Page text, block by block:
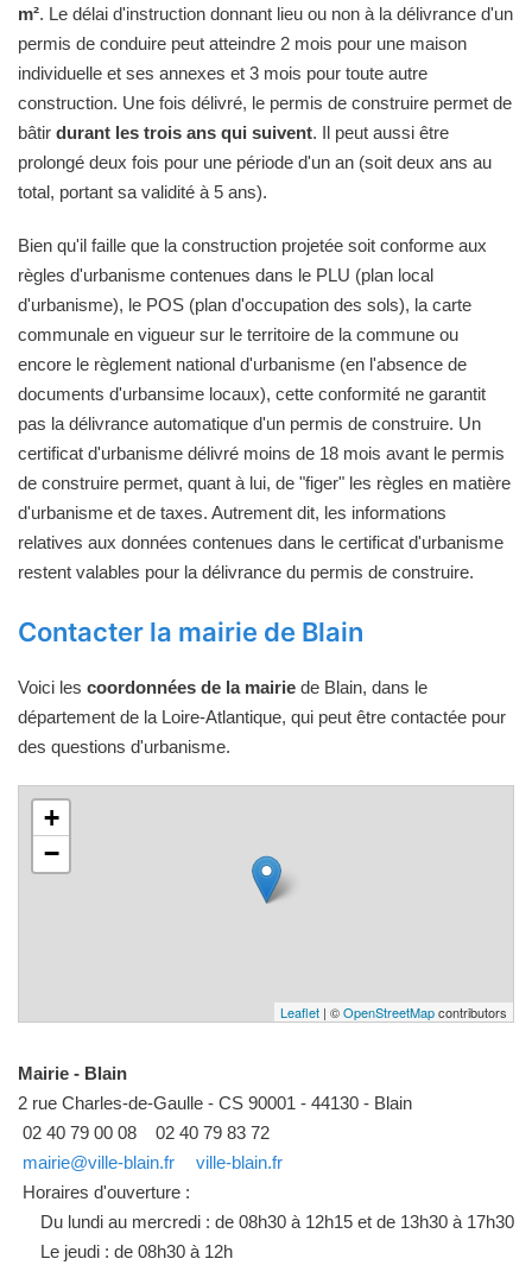
m². Le délai d'instruction donnant lieu ou non à la délivrance d'un
permis de conduire peut atteindre 2 mois pour une maison
individuelle et ses annexes et 3 mois pour toute autre
construction. Une fois délivré, le permis de construire permet de
bâtir durant les trois ans qui suivent. Il peut aussi être
prolongé deux fois pour une période d'un an (soit deux ans au
total, portant sa validité à 5 ans).
Bien qu'il faille que la construction projetée soit conforme aux
règles d'urbanisme contenues dans le PLU (plan local
d'urbanisme), le POS (plan d'occupation des sols), la carte
communale en vigueur sur le territoire de la commune ou
encore le règlement national d'urbanisme (en l'absence de
documents d'urbansime locaux), cette conformité ne garantit
pas la délivrance automatique d'un permis de construire. Un
certificat d'urbanisme délivré moins de 18 mois avant le permis
de construire permet, quant à lui, de "figer" les règles en matière
d'urbanisme et de taxes. Autrement dit, les informations
relatives aux données contenues dans le certificat d'urbanisme
restent valables pour la délivrance du permis de construire.
Contacter la mairie de Blain
Voici les coordonnées de la mairie de Blain, dans le
département de la Loire-Atlantique, qui peut être contactée pour
des questions d'urbanisme.
+
−
Leaflet | ©OpenStreetMapcontributors
Mairie - Blain
2 rue Charles-de-Gaulle - CS 90001 - 44130 - Blain
02 40 79 00 08
02 40 79 83 72
mairie@ville-blain.fr
ville-blain.fr
Horaires d'ouverture :
Du lundi au mercredi : de 08h30 à 12h15 et de 13h30 à 17h30
Le jeudi : de 08h30 à 12h